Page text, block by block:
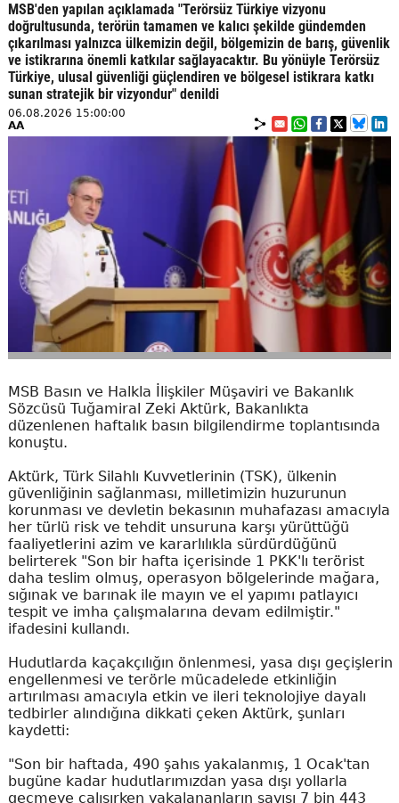
MSB'den yapılan açıklamada "Terörsüz Türkiye vizyonu
doğrultusunda, terörün tamamen ve kalıcı şekilde gündemden
çıkarılması yalnızca ülkemizin değil, bölgemizin de barış, güvenlik
ve istikrarına önemli katkılar sağlayacaktır. Bu yönüyle Terörsüz
Türkiye, ulusal güvenliği güçlendiren ve bölgesel istikrara katkı
sunan stratejik bir vizyondur" denildi
06.08.2026 15:00:00
AA
MSB Basın ve Halkla İlişkiler Müşaviri ve Bakanlık
Sözcüsü Tuğamiral Zeki Aktürk, Bakanlıkta
düzenlenen haftalık basın bilgilendirme toplantısında
konuştu.
Aktürk, Türk Silahlı Kuvvetlerinin (TSK), ülkenin
güvenliğinin sağlanması, milletimizin huzurunun
korunması ve devletin bekasının muhafazası amacıyla
her türlü risk ve tehdit unsuruna karşı yürüttüğü
faaliyetlerini azim ve kararlılıkla sürdürdüğünü
belirterek "Son bir hafta içerisinde 1 PKK'lı terörist
daha teslim olmuş, operasyon bölgelerinde mağara,
sığınak ve barınak ile mayın ve el yapımı patlayıcı
tespit ve imha çalışmalarına devam edilmiştir."
ifadesini kullandı.
Hudutlarda kaçakçılığın önlenmesi, yasa dışı geçişlerin
engellenmesi ve terörle mücadelede etkinliğin
artırılması amacıyla etkin ve ileri teknolojiye dayalı
tedbirler alındığına dikkati çeken Aktürk, şunları
kaydetti:
"Son bir haftada, 490 şahıs yakalanmış, 1 Ocak'tan
bugüne kadar hudutlarımızdan yasa dışı yollarla
geçmeye çalışırken yakalananların sayısı 7 bin 443